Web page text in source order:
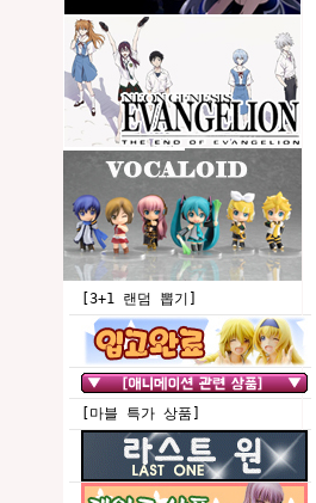
[3+1 랜덤 뽑기]
[마블 특가 상품]